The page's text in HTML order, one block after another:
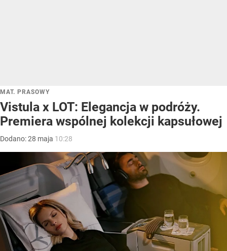
MAT. PRASOWY
Vistula x LOT: Elegancja w podróży.
Premiera wspólnej kolekcji kapsułowej
Dodano:28 maja 10:28